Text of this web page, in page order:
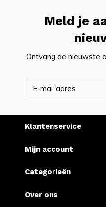
Meld je
Ontvang de nieuwste
Klantenservice
Mijn account
Categorieën
Over ons